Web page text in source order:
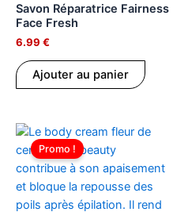
Savon Réparatrice Fairness
Face Fresh
6.99 €
Ajouter au panier
Promo !
Le
prix
initial
était :
5.00 €.
Le
actuel
est :
3.00 €.